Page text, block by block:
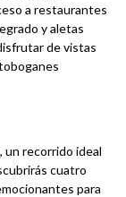
a restaurantes
y aletas
de vistas
recorrido ideal
cuatro
para